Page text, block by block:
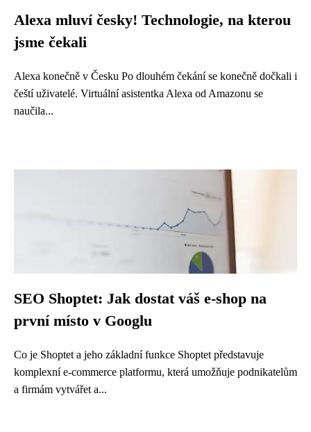
Alexa mluví česky! Technologie, na kterou
jsme čekali
Alexa konečně v Česku Po dlouhém čekání se konečně dočkali i
čeští uživatelé. Virtuální asistentka Alexa od Amazonu se
naučila...
SEO Shoptet: Jak dostat váš e-shop na
první místo v Googlu
Co je Shoptet a jeho základní funkce Shoptet představuje
komplexní e-commerce platformu, která umožňuje podnikatelům
a firmám vytvářet a...